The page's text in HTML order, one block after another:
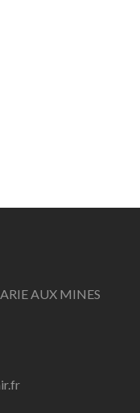
AUX MINES